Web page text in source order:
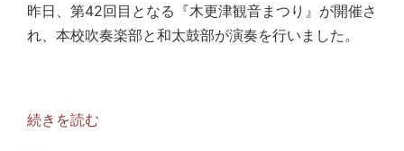
昨日、第42回目となる『木更津観音まつり』が開催さ
れ、本校吹奏楽部と和太鼓部が演奏を行いました。
続きを読む